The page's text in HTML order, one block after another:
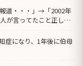
道・・・」→「2002年
が言ってたこと正しか
症になり、1年後に伯母